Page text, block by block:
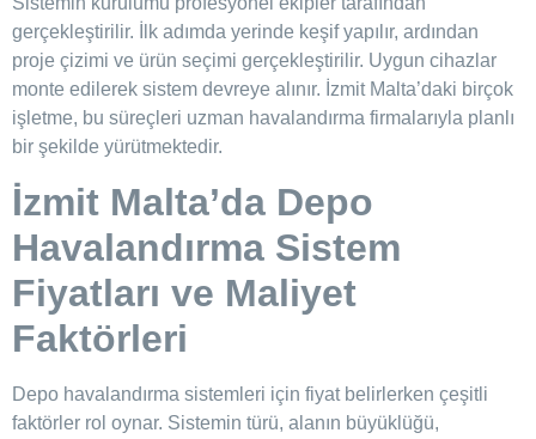
gerçekleştirilir. İlk adımda yerinde keşif yapılır, ardından
proje çizimi ve ürün seçimi gerçekleştirilir. Uygun cihazlar
monte edilerek sistem devreye alınır. İzmit Malta’daki birçok
işletme, bu süreçleri uzman havalandırma firmalarıyla planlı
bir şekilde yürütmektedir.
İzmit Malta’da Depo
Havalandırma Sistem
Fiyatları ve Maliyet
Faktörleri
Depo havalandırma sistemleri için fiyat belirlerken çeşitli
faktörler rol oynar. Sistemin türü, alanın büyüklüğü,